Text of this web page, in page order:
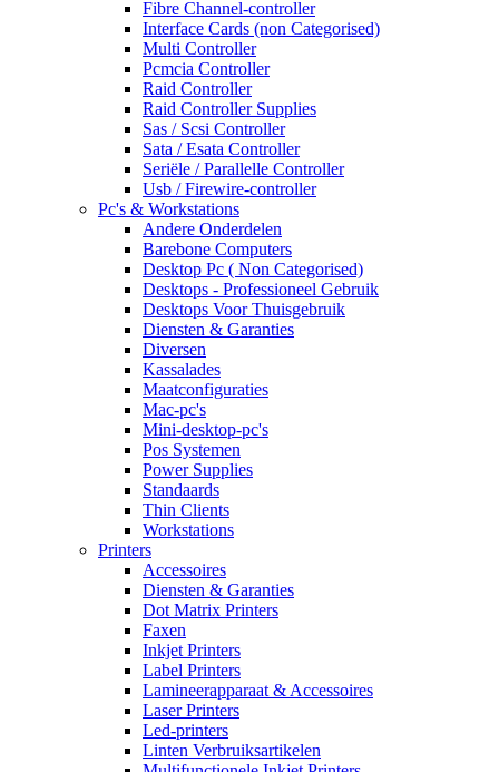
Fibre Channel-controller
Interface Cards (non Categorised)
Multi Controller
Pcmcia Controller
Raid Controller
Raid Controller Supplies
Sas / Scsi Controller
Sata / Esata Controller
Seriële / Parallelle Controller
Usb / Firewire-controller
Pc's & Workstations
Andere Onderdelen
Barebone Computers
Desktop Pc ( Non Categorised)
Desktops - Professioneel Gebruik
Desktops Voor Thuisgebruik
Diensten & Garanties
Diversen
Kassalades
Maatconfiguraties
Mac-pc's
Mini-desktop-pc's
Pos Systemen
Power Supplies
Standaards
Thin Clients
Workstations
Printers
Accessoires
Diensten & Garanties
Dot Matrix Printers
Faxen
Inkjet Printers
Label Printers
Lamineerapparaat & Accessoires
Laser Printers
Led-printers
Linten Verbruiksartikelen